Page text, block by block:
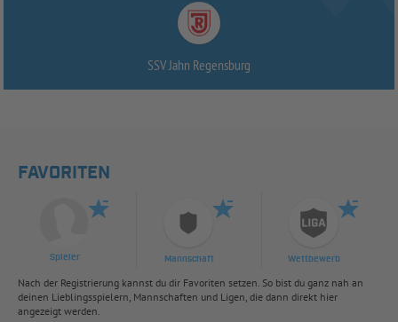
SSV Jahn Regensburg
FAVORITEN
Spieler Mannschaft Wettbewerb
Nach der Registrierung kannst du dir Favoriten setzen. So bist du ganz nah an
deinen Lieblingsspielern, Mannschaften und Ligen, die dann direkt hier
angezeigt werden.